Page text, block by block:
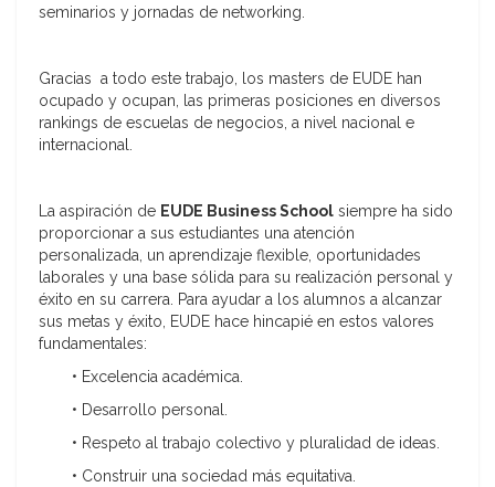
seminarios y jornadas de networking.
Gracias a todo este trabajo, los masters de EUDE han
ocupado y ocupan, las primeras posiciones en diversos
rankings de escuelas de negocios, a nivel nacional e
internacional.
La aspiración de EUDE Business School siempre ha sido
proporcionar a sus estudiantes una atención
personalizada, un aprendizaje flexible, oportunidades
laborales y una base sólida para su realización personal y
éxito en su carrera. Para ayudar a los alumnos a alcanzar
sus metas y éxito, EUDE hace hincapié en estos valores
fundamentales:
• Excelencia académica.
• Desarrollo personal.
• Respeto al trabajo colectivo y pluralidad de ideas.
• Construir una sociedad más equitativa.